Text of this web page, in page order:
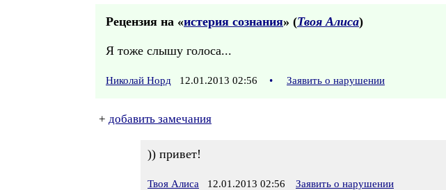
Рецензия на «истерия сознания» (Твоя Алиса)
Я тоже слышу голоса...
Николай Норд 12.01.2013 02:56 • Заявить о нарушении
+ добавить замечания
)) привет!
Твоя Алиса 12.01.2013 02:56 Заявить о нарушении